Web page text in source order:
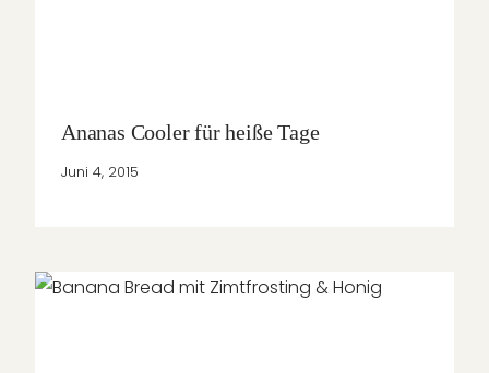
Ananas Cooler für heiße Tage
Juni 4, 2015